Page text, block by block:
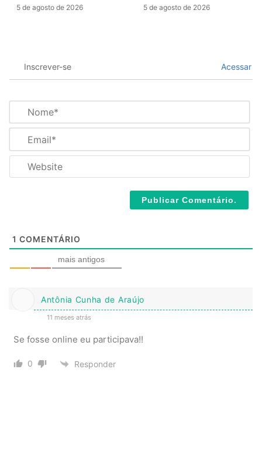
5 de agosto de 2026 5 de agosto de 2026
Inscrever-se Acessar
m
*a
l
1 COMENTÁRIO
mais antigos
Antônia Cunha de Araújo
11 meses atrás
Se fosse online eu participava!!
0 Responder